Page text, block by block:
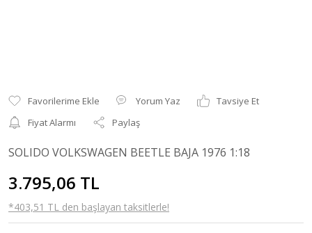
Yorum Yaz
Tavsiye Et
Fiyat Alarmı
Paylaş
SOLIDO VOLKSWAGEN BEETLE BAJA 1976 1:18
3.795,06 TL
*403,51 TL den başlayan taksitlerle!